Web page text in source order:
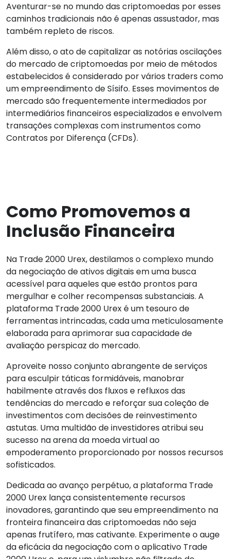
Aventurar-se no mundo das criptomoedas por esses
caminhos tradicionais não é apenas assustador, mas
também repleto de riscos.
Além disso, o ato de capitalizar as notórias oscilações
do mercado de criptomoedas por meio de métodos
estabelecidos é considerado por vários traders como
um empreendimento de Sísifo. Esses movimentos de
mercado são frequentemente intermediados por
intermediários financeiros especializados e envolvem
transações complexas com instrumentos como
Contratos por Diferença (CFDs).
Como Promovemos a
Inclusão Financeira
Na Trade 2000 Urex, destilamos o complexo mundo
da negociação de ativos digitais em uma busca
acessível para aqueles que estão prontos para
mergulhar e colher recompensas substanciais. A
plataforma Trade 2000 Urex é um tesouro de
ferramentas intrincadas, cada uma meticulosamente
elaborada para aprimorar sua capacidade de
avaliação perspicaz do mercado.
Aproveite nosso conjunto abrangente de serviços
para esculpir táticas formidáveis, manobrar
habilmente através dos fluxos e refluxos das
tendências do mercado e reforçar sua coleção de
investimentos com decisões de reinvestimento
astutas. Uma multidão de investidores atribui seu
sucesso na arena da moeda virtual ao
empoderamento proporcionado por nossos recursos
sofisticados.
Dedicada ao avanço perpétuo, a plataforma Trade
2000 Urex lança consistentemente recursos
inovadores, garantindo que seu empreendimento na
fronteira financeira das criptomoedas não seja
apenas frutífero, mas cativante. Experimente o auge
da eficácia da negociação com o aplicativo Trade